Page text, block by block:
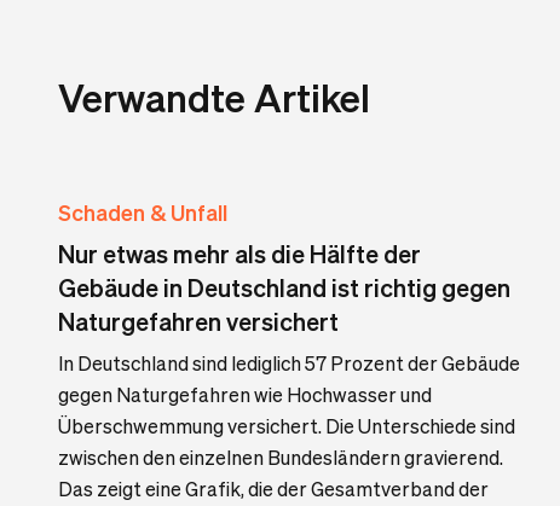
Verwandte Artikel
Schaden & Unfall
Nur etwas mehr als die Hälfte der
Gebäude in Deutschland ist richtig gegen
Naturgefahren versichert
In Deutschland sind lediglich 57 Prozent der Gebäude
gegen Naturgefahren wie Hochwasser und
Überschwemmung versichert. Die Unterschiede sind
zwischen den einzelnen Bundesländern gravierend.
Das zeigt eine Grafik, die der Gesamtverband der